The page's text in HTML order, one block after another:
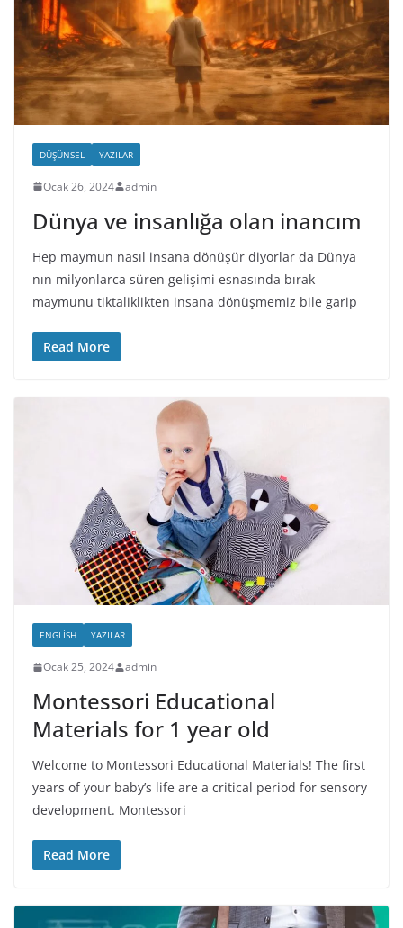
DÜŞÜNSEL YAZILAR
Ocak 26, 2024 admin
Dünya ve insanlığa olan inancım
Hep maymun nasıl insana dönüşür diyorlar da Dünya
nın milyonlarca süren gelişimi esnasında bırak
maymunu tiktaliklikten insana dönüşmemiz bile garip
Read More
ENGLISH YAZILAR
Ocak 25, 2024 admin
Montessori Educational
Materials for 1 year old
Welcome to Montessori Educational Materials! The first
years of your baby’s life are a critical period for sensory
development. Montessori
Read More